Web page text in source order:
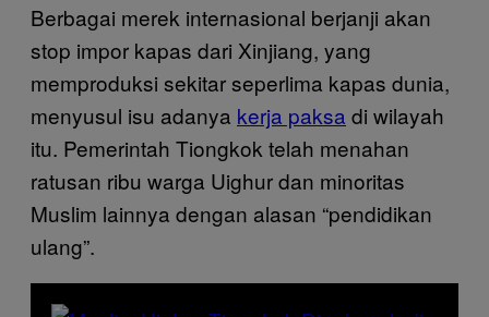
Berbagai merek internasional berjanji akan
stop impor kapas dari Xinjiang, yang
memproduksi sekitar seperlima kapas dunia,
menyusul isu adanya kerja paksa di wilayah
itu. Pemerintah Tiongkok telah menahan
ratusan ribu warga Uighur dan minoritas
Muslim lainnya dengan alasan “pendidikan
ulang”.